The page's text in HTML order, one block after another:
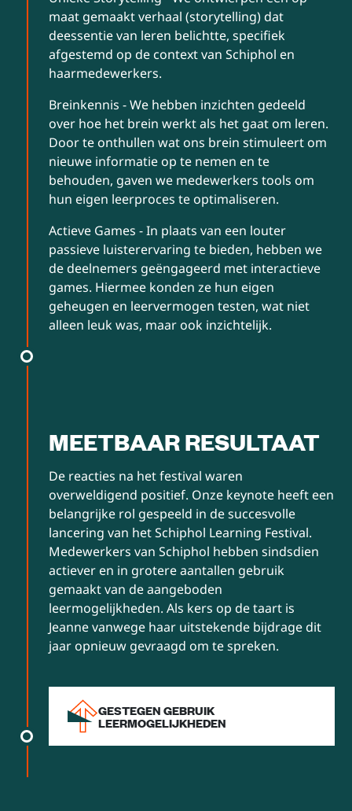
maat gemaakt verhaal (storytelling) dat
deessentie van leren belichtte, specifiek
afgestemd op de context van Schiphol en
haarmedewerkers.
Breinkennis - We hebben inzichten gedeeld
over hoe het brein werkt als het gaat om leren.
Door te onthullen wat ons brein stimuleert om
nieuwe informatie op te nemen en te
behouden, gaven we medewerkers tools om
hun eigen leerproces te optimaliseren.
Actieve Games - In plaats van een louter
passieve luisterervaring te bieden, hebben we
de deelnemers geëngageerd met interactieve
games. Hiermee konden ze hun eigen
geheugen en leervermogen testen, wat niet
alleen leuk was, maar ook inzichtelijk.
MEETBAAR RESULTAAT
De reacties na het festival waren
overweldigend positief. Onze keynote heeft een
belangrijke rol gespeeld in de succesvolle
lancering van het Schiphol Learning Festival.
Medewerkers van Schiphol hebben sindsdien
actiever en in grotere aantallen gebruik
gemaakt van de aangeboden
leermogelijkheden. Als kers op de taart is
Jeanne vanwege haar uitstekende bijdrage dit
jaar opnieuw gevraagd om te spreken.
GESTEGEN GEBRUIK
LEERMOGELIJKHEDEN